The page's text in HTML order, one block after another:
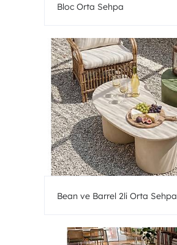
Bloc Orta Sehpa
Bean ve Barrel 2li Orta Sehpa